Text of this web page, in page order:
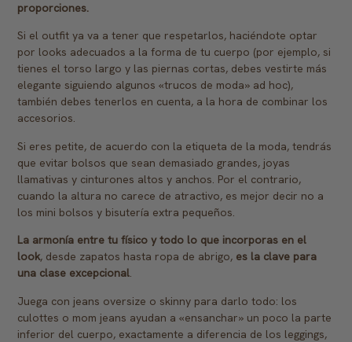
proporciones.
Si el outfit ya va a tener que respetarlos, haciéndote optar
por looks adecuados a la forma de tu cuerpo (por ejemplo, si
tienes el torso largo y las piernas cortas, debes vestirte más
elegante siguiendo algunos «trucos de moda» ad hoc),
también debes tenerlos en cuenta, a la hora de combinar los
accesorios.
Si eres petite, de acuerdo con la etiqueta de la moda, tendrás
que evitar bolsos que sean demasiado grandes, joyas
llamativas y cinturones altos y anchos. Por el contrario,
cuando la altura no carece de atractivo, es mejor decir no a
los mini bolsos y bisutería extra pequeños.
La armonía entre tu físico y todo lo que incorporas en el
look, desde zapatos hasta ropa de abrigo, es la clave para
una clase excepcional.
Juega con jeans oversize o skinny para darlo todo: los
culottes o mom jeans ayudan a «ensanchar» un poco la parte
inferior del cuerpo, exactamente a diferencia de los leggings,